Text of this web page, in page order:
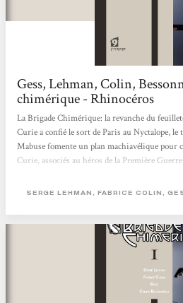
Gess, Lehman, Colin,
chimérique - Rhinocéros
La Brigade Chimérique: la revanche du
Curie a confié le sort de Paris au Nyctalope,
Mabuse fomente un plan machiavélique pour
Curie, associés au héros de la Première
l’écrivain de science-fiction Serge Lehman
largement...
SERGE LEHMAN, FABRICE COLIN,